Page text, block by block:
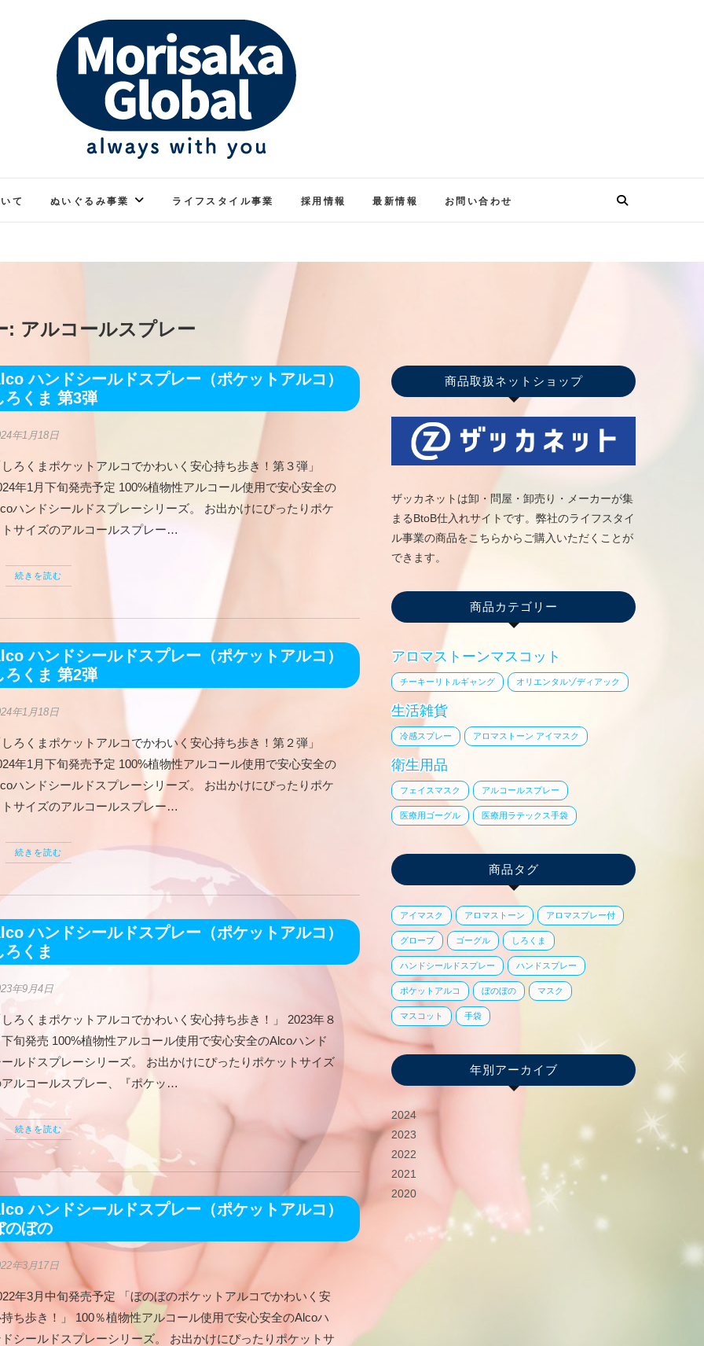
リサカグローバル
て ぬいぐるみ事業 ライフスタイル事業 採用情報 最新情報 お問い合わせ
: アルコールスプレー
ハンドシールドスプレー（ポケットアルコ）
ろくま 第3弾
年1月18日
ろくまポケットアルコでかわいく安心持ち歩き！第３弾」
年1月下旬発売予定 100%植物性アルコール使用で安心安全の
ハンドシールドスプレーシリーズ。 お出かけにぴったりポケ
サイズのアルコールスプレー…
続きを読む
ハンドシールドスプレー（ポケットアルコ）
ろくま 第2弾
年1月18日
ろくまポケットアルコでかわいく安心持ち歩き！第２弾」
年1月下旬発売予定 100%植物性アルコール使用で安心安全の
ハンドシールドスプレーシリーズ。 お出かけにぴったりポケ
サイズのアルコールスプレー…
続きを読む
ハンドシールドスプレー（ポケットアルコ）
ろくま
年9月4日
ろくまポケットアルコでかわいく安心持ち歩き！」 2023年８
旬発売 100%植物性アルコール使用で安心安全のAlcoハンド
ルドスプレーシリーズ。 お出かけにぴったりポケットサイズ
ルコールスプレー、『ポケッ…
続きを読む
ハンドシールドスプレー（ポケットアルコ）
のぼの
年3月17日
年3月中旬発売予定 「ぼのぼのポケットアルコでかわいく安
ち歩き！」 100％植物性アルコール使用で安心安全のAlcoハ
シールドスプレーシリーズ。 お出かけにぴったりポケットサ
商品取扱ネットショップ
ザッカネットは卸・問屋・卸売り・メーカーが集
まるBtoB仕入れサイトです。弊社のライフスタイ
ル事業の商品をこちらからご購入いただくことが
できます。
商品カテゴリー
アロマストーンマスコット
チーキーリトルギャング オリエンタルゾディアック
生活雑貨
冷感スプレー アロマストーン アイマスク
衛生用品
フェイスマスク アルコールスプレー
医療用ゴーグル 医療用ラテックス手袋
商品タグ
アイマスク アロマストーン アロマスプレー付
グローブ ゴーグル しろくま
ハンドシールドスプレー ハンドスプレー
ポケットアルコ ぼのぼの マスク
マスコット 手袋
年別アーカイブ
2024
2023
2022
2021
2020